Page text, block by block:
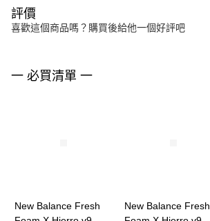
評價
喜歡這個商品嗎？購買後給他一個好評吧
一 必買清單 一
New Balance Fresh
New Balance Fresh